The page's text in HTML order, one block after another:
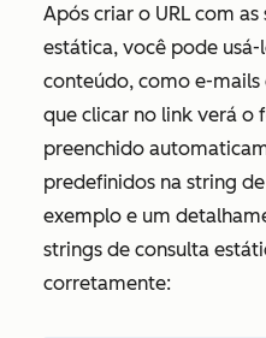
Após criar o URL com
estática, você pode
conteúdo, como e-
que clicar no link verá o
preenchido
predefinidos na string
exemplo e um
strings de consulta
corretamente: